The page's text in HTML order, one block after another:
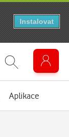
Aplikace
Instalovat